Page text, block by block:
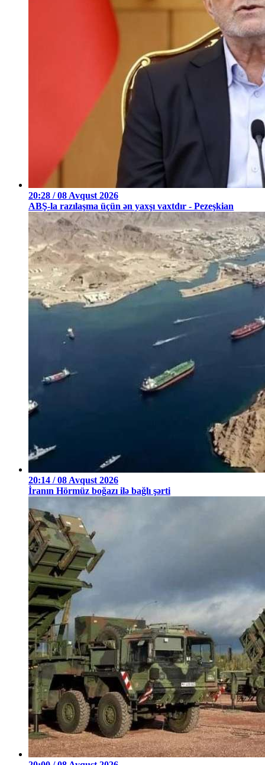
20:28 / 08 Avqust 2026
ABŞ-la razılaşma üçün ən yaxşı vaxtdır - Pezeşkian
20:14 / 08 Avqust 2026
İranın Hörmüz boğazı ilə bağlı şərti